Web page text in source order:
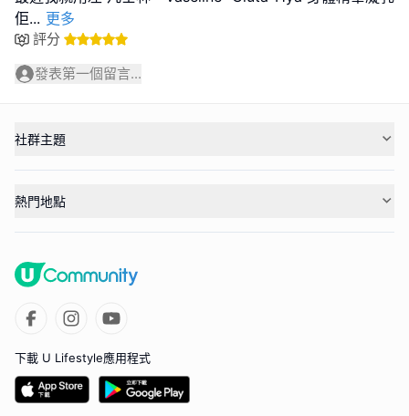
佢... 更多
評分
發表第一個留言...
社群主題
熱門地點
下載 U Lifestyle應用程式